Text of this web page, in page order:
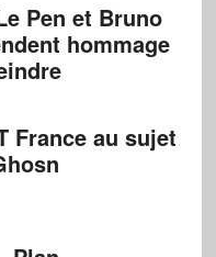
Pen et Bruno
hommage
France au sujet